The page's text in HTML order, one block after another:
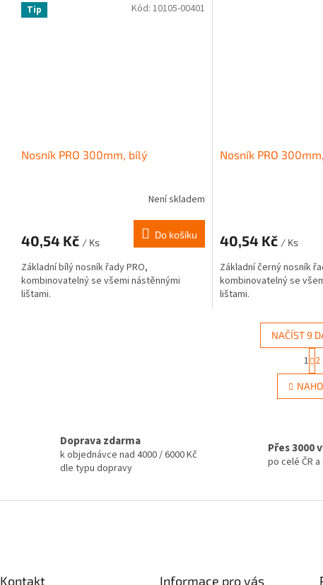
Tip
Nosník PRO 300mm, bílý
Není skladem
40,54 Kč / Ks
Do košíku
Základní bílý nosník řady PRO,
kombinovatelný se všemi nástěnnými
lištami.
Kód: 10105-00401
Nosník PRO
40,54 Kč / Ks
Základní černý nosník
kombinovatelný se
lištami.
O
v
l
c
í
v
NAČÍST 9
t
r
á
n
á
n
1 2
Doprava zdarma
k objednávce nad 4000 / 6000 Kč
dle typu dopravy
Přes 3000
po celé ČR a
Kontakt Informace pro vás